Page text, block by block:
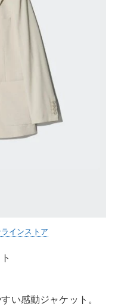
インストア
い感動ジャケット。